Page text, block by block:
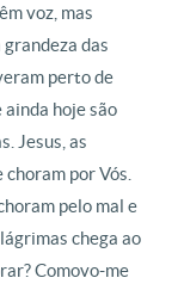
voz, mas
das
perto de
ainda hoje são
Jesus, as
por Vós.
pelo mal e
chega ao
Comovo-me